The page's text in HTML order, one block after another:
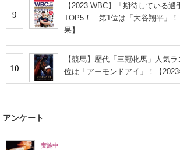
9
【2023 WBC】「期待している選
TOP5！ 第1位は「大谷翔平」！
果】
10
【競馬】歴代「三冠牝馬」人気
位は「アーモンドアイ」！【2023
アンケート
実施中